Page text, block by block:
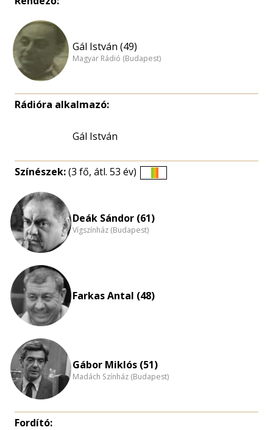
Gál István (49)
Magyar Rádió (Budapest)
Rádióra alkalmazó:
Gál István
Színészek:(3 fő, átl. 53 év)
nagyítása
Deák Sándor (61)
Vígszínház (Budapest)
Farkas Antal (48)
Gábor Miklós (51)
Madách Színház (Budapest)
Fordító: